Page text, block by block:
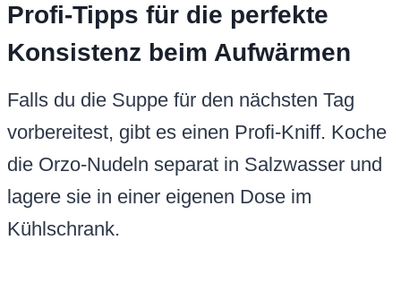
Profi-Tipps für die perfekte
Konsistenz beim Aufwärmen
Falls du die Suppe für den nächsten Tag
vorbereitest, gibt es einen Profi-Kniff. Koche
die Orzo-Nudeln separat in Salzwasser und
lagere sie in einer eigenen Dose im
Kühlschrank.